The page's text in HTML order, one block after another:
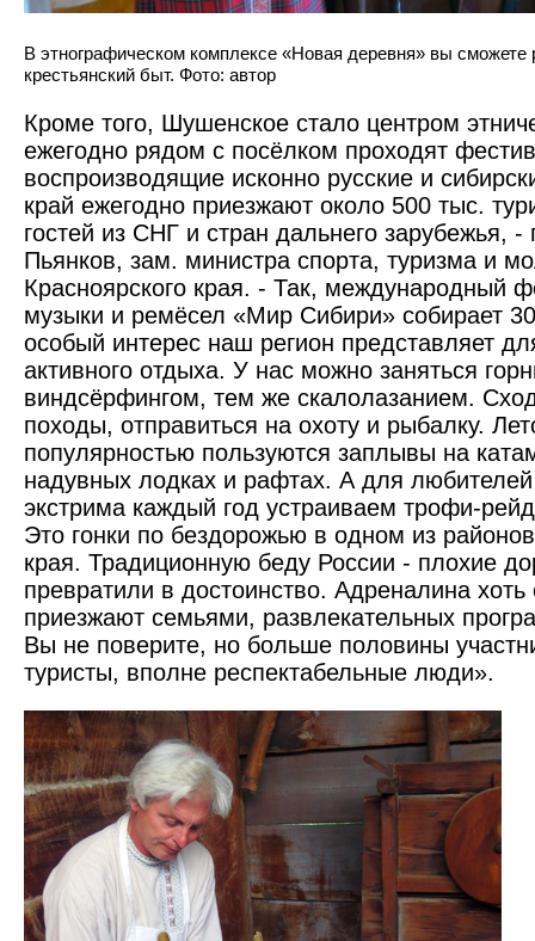
В этнографическом комплексе «Новая деревня» вы сможете
крестьянский быт. Фото: автор
Кроме того, Шушенское стало центром
ежегодно рядом с посёлком проходят
воспроизводящие исконно русские и
край ежегодно приезжают около 500 тыс.
гостей из СНГ и стран дальнего зарубежья, -
Пьянков, зам. министра спорта, туризма и
Красноярского края. - Так, международный
музыки и ремёсел «Мир Сибири» собирает
особый интерес наш регион представляет
активного отдыха. У нас можно заняться
виндсёрфингом, тем же скалолазанием.
походы, отправиться на охоту и рыбалку.
популярностью пользуются заплывы на
надувных лодках и рафтах. А для
экстрима каждый год устраиваем трофи-
Это гонки по бездорожью в одном из
края. Традиционную беду России - плохие
превратили в достоинство. Адреналина
приезжают семьями, развлекательных
Вы не поверите, но больше половины
туристы, вполне респектабельные люди».